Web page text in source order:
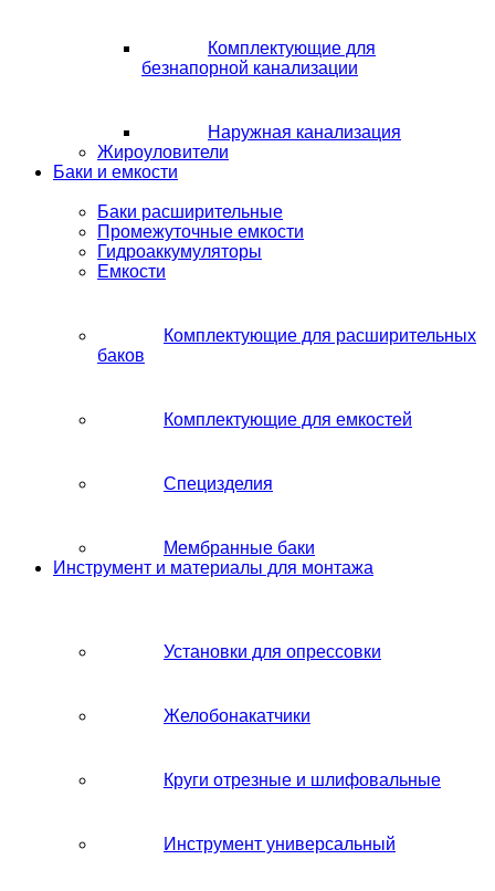
Комплектующие для
безнапорной канализации
Наружная канализация
Жироуловители
Баки и емкости
Баки расширительные
Промежуточные емкости
Гидроаккумуляторы
Емкости
Комплектующие для расширительных
баков
Комплектующие для емкостей
Специзделия
Мембранные баки
Инструмент и материалы для монтажа
Установки для опрессовки
Желобонакатчики
Круги отрезные и шлифовальные
Инструмент универсальный